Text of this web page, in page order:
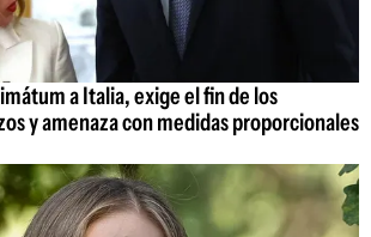
a Italia, exige el fin de los
y amenaza con medidas proporcionales